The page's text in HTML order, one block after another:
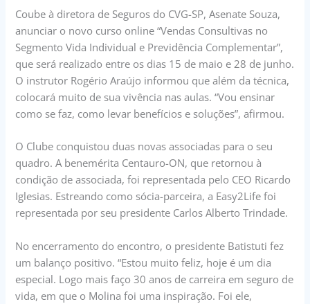
Coube à diretora de Seguros do CVG-SP, Asenate Souza,
anunciar o novo curso online “Vendas Consultivas no
Segmento Vida Individual e Previdência Complementar”,
que será realizado entre os dias 15 de maio e 28 de junho.
O instrutor Rogério Araújo informou que além da técnica,
colocará muito de sua vivência nas aulas. “Vou ensinar
como se faz, como levar benefícios e soluções”, afirmou.
O Clube conquistou duas novas associadas para o seu
quadro. A benemérita Centauro-ON, que retornou à
condição de associada, foi representada pelo CEO Ricardo
Iglesias. Estreando como sócia-parceira, a Easy2Life foi
representada por seu presidente Carlos Alberto Trindade.
No encerramento do encontro, o presidente Batistuti fez
um balanço positivo. “Estou muito feliz, hoje é um dia
especial. Logo mais faço 30 anos de carreira em seguro de
vida, em que o Molina foi uma inspiração. Foi ele,